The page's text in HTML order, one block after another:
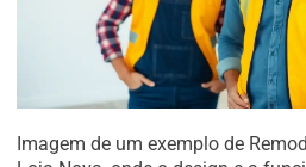
Imagem de um exemplo de